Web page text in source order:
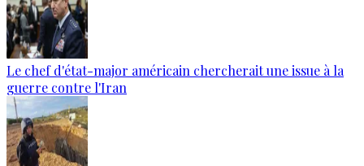
Le chef d'état-major américain chercherait une issue à la
guerre contre l'Iran